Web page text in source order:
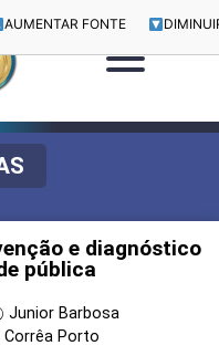
AUMENTAR FONTE
e diagnóstico
pública
Junior Barbosa
Porto